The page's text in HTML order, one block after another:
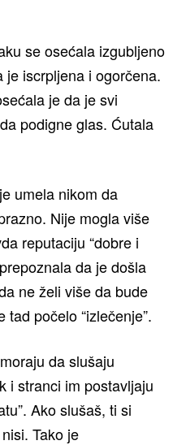
se osećala izgubljeno
iscrpljena i ogorčena.
je da je svi
podigne glas. Ćutala
umela nikom da
Nije mogla više
reputaciju “dobre i
da je došla
ne želi više da bude
počelo “izlečenje”.
da slušaju
i stranci im postavljaju
Ako slušaš, ti si
Tako je